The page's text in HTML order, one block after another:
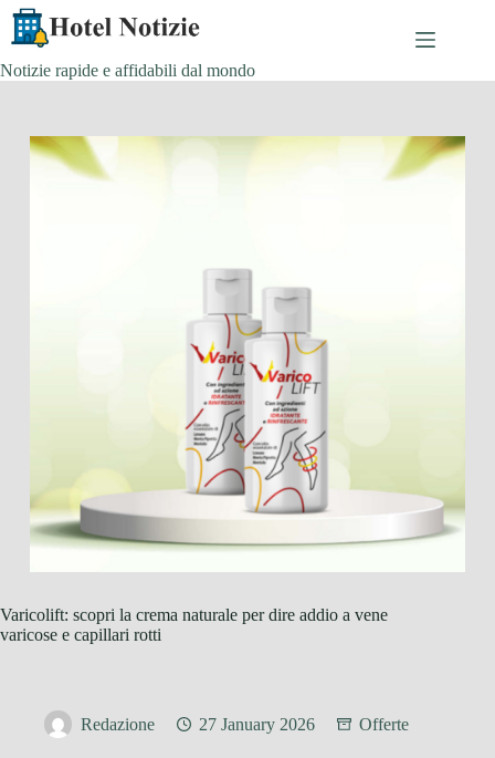
Skip
content
Notizie rapide e affidabili dal mondo
Varicolift: scopri la crema naturale per dire addio a vene
varicose e capillari rotti
Redazione 27 January 2026 Offerte